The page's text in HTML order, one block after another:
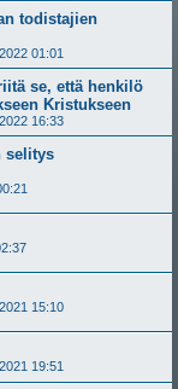
todistajien
01:01
se, että henkilö
Kristukseen
16:33
selitys
15:10
19:51